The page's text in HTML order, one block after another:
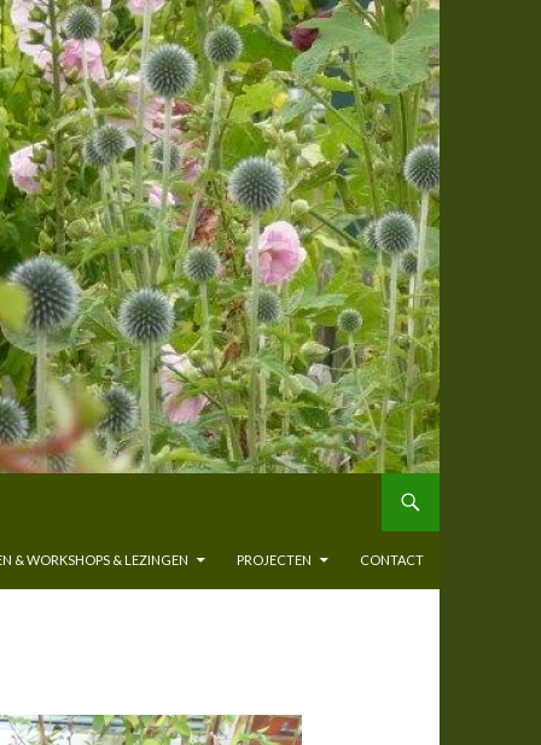
& WORKSHOPS & LEZINGEN PROJECTEN CONTACT